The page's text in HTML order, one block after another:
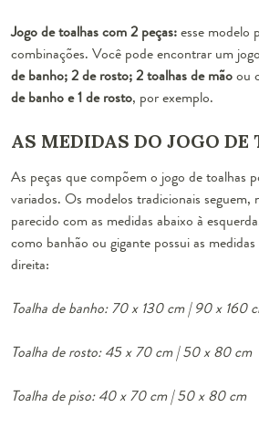
Jogo de toalhas com 2 peças:esse modelo
combinações. Você pode encontrar um
de banho; 2 de rosto; 2 toalhasde mãoou
de banho e 1 de rosto, por exemplo.
AS MEDIDAS DO JOGO DE
As peças que compõem o jogo de toalhas
variados. Os modelos tradicionais seguem,
parecido com as medidas abaixo à
como banhão ou gigante possui as
direita:
Toalha de banho: 70 x 130 cm | 90 x 160
Toalha de rosto: 45 x 70 cm | 50 x 80 cm
Toalha de piso: 40 x 70 cm | 50 x 80 cm